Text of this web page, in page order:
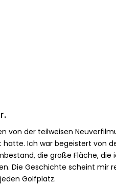
der teilweisen
hatte. Ich war begeistert von
die große Fläche, die
Die Geschichte scheint mir
Golfplatz.